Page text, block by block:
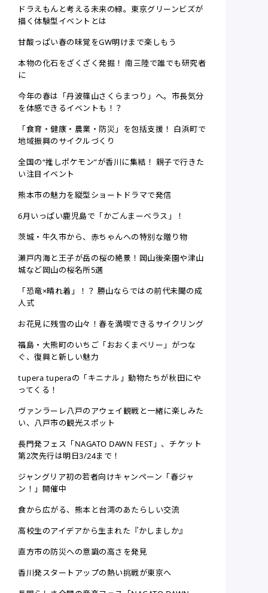
ドラえもんと考える未来の緑。東京グリーンビズが
描く体験型イベントとは
甘酸っぱい春の味覚をGW明けまで楽しもう
本物の化石をざくざく発掘！ 南三陸で誰でも研究者
に
今年の春は「丹波篠山さくらまつり」へ。市長気分
を体感できるイベントも！？
「食育・健康・農業・防災」を包括支援！ 白浜町で
地域振興のサイクルづくり
全国の“推しポケモン”が香川に集結！ 親子で行きた
い注目イベント
熊本市の魅力を縦型ショートドラマで発信
6月いっぱい鹿児島で「かごんまーベラス」！
茨城・牛久市から、赤ちゃんへの特別な贈り物
瀬戸内海と王子が岳の桜の絶景！岡山後楽園や津山
城など岡山の桜名所5選
「恐竜×晴れ着」！？ 勝山ならではの前代未聞の成
人式
お花見に残雪の山々！春を満喫できるサイクリング
福島・大熊町のいちご「おおくまベリー」がつな
ぐ、復興と新しい魅力
tupera tuperaの「キニナル」動物たちが秋田にや
ってくる！
ヴァンラーレ八戸のアウェイ観戦と一緒に楽しみた
い、八戸市の観光スポット
長門発フェス「NAGATO DAWN FEST」、チケット
第2次先行は明日3/24まで！
ジャングリア初の若者向けキャンペーン「春ジャ
ン！」開催中
食から広がる、熊本と台湾のあたらしい交流
高校生のアイデアから生まれた『かしましか』
直方市の防災への意識の高さを発見
香川発スタートアップの熱い挑戦が東京へ